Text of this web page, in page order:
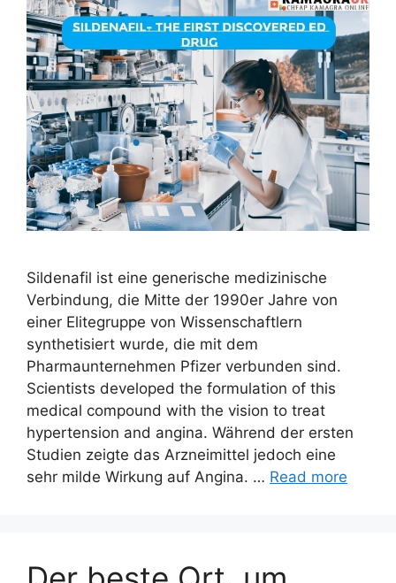
Sildenafil ist eine generische medizinische
Verbindung, die Mitte der 1990er Jahre von
einer Elitegruppe von Wissenschaftlern
synthetisiert wurde, die mit dem
Pharmaunternehmen Pfizer verbunden sind.
Scientists developed the formulation of this
medical compound with the vision to treat
hypertension and angina. Während der ersten
Studien zeigte das Arzneimittel jedoch eine
sehr milde Wirkung auf Angina. … Read more